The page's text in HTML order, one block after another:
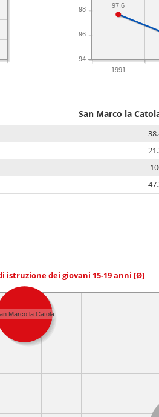
1991
94
96
98 97.6
San Marco la
istruzione dei giovani 15-19 anni [Ø]
Marco la Catola